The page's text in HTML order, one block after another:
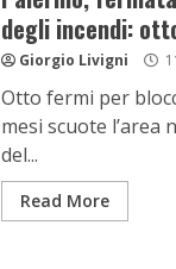
degli incendi:
Giorgio Livigni
Otto fermi per
mesi scuote
del...
Read More